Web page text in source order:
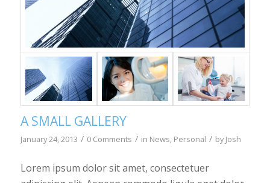
A SMALL GALLERY
January 24, 2013 / 0 Comments / in News, Personal / byJosh
Lorem ipsum dolor sit amet, consectetuer